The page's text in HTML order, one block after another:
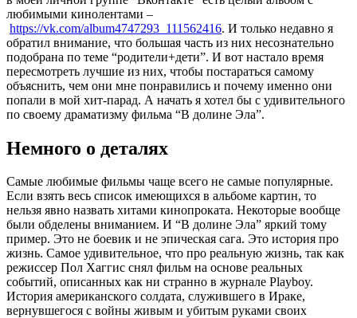
любимыми кинолентами –
https://vk.com/album4747293_111562416. И только недавно я
обратил внимание, что большая часть из них несознательно
подобрана по теме “родители+дети”. И вот настало время
пересмотреть лучшие из них, чтобы постараться самому
объяснить, чем они мне понравились и почему именно они
попали в мой хит-парад. А начать я хотел бы с удивительного
по своему драматизму фильма “В долине Эла”.
Немного о деталях
Самые любимые фильмы чаще всего не самые популярные.
Если взять весь список имеющихся в альбоме картин, то
нельзя явно назвать хитами кинопроката. Некоторые вообще
были обделены вниманием. И “В долине Эла” яркий тому
пример. Это не боевик и не эпическая сага. Это история про
жизнь. Самое удивительное, что про реальную жизнь, так как
режиссер Пол Хаггис снял фильм на основе реальных
событий, описанных как ни странно в журнале Playboy.
История американского солдата, служившего в Ираке,
вернувшегося с войны живым и убитым руками своих